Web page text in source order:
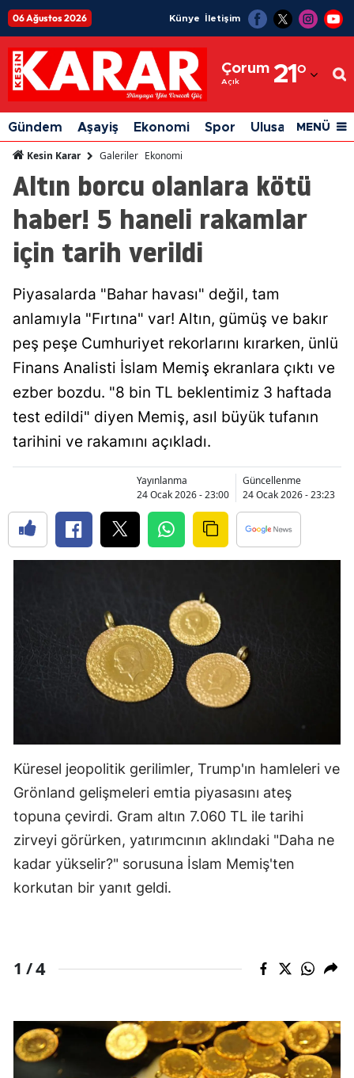
06 Ağustos 2026 Künye İletişim
Çorum
Açık 21°
Adıyaman
Afyonkarahisar
Ağrı
Amasya
Aydın
Balıkesir
Bilecik
Bolu
Burdur
Bursa
Çorum
Denizli
Diyarbakır
Elazığ
Erzincan
Erzurum
Eskişehir
Hatay
Isparta
Gündem Aşayiş Ekonomi Spor Ulusal Siyaset
MENÜ
Kesin Karar Galeriler Ekonomi
Altın borcu olanlara kötü
haber! 5 haneli rakamlar
için tarih verildi
Piyasalarda "Bahar havası" değil, tam
anlamıyla "Fırtına" var! Altın, gümüş ve bakır
peş peşe Cumhuriyet rekorlarını kırarken, ünlü
Finans Analisti İslam Memiş ekranlara çıktı ve
ezber bozdu. "8 bin TL beklentimiz 3 haftada
test edildi" diyen Memiş, asıl büyük tufanın
tarihini ve rakamını açıkladı.
Yayınlanma
24 Ocak 2026 - 23:00
Güncellenme
24 Ocak 2026 - 23:23
Küresel jeopolitik gerilimler, Trump'ın hamleleri ve
Grönland gelişmeleri emtia piyasasını ateş
topuna çevirdi. Gram altın 7.060 TL ile tarihi
zirveyi görürken, yatırımcının aklındaki "Daha ne
kadar yükselir?" sorusuna İslam Memiş'ten
korkutan bir yanıt geldi.
1 /4